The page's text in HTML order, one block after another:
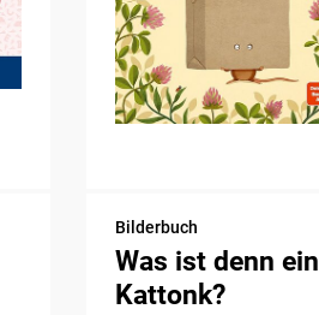
Bilderbuch
Was ist denn ein
Kattonk?